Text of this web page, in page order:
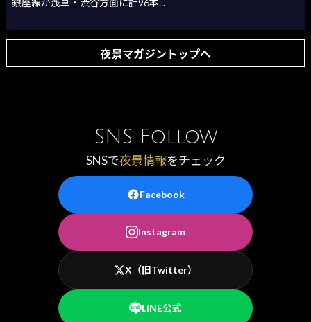
夜景マガジントップへ
SNS Follow
SNSで夜景情報をチェック
Facebook
Instagram
X（旧Twitter）
LINE公式